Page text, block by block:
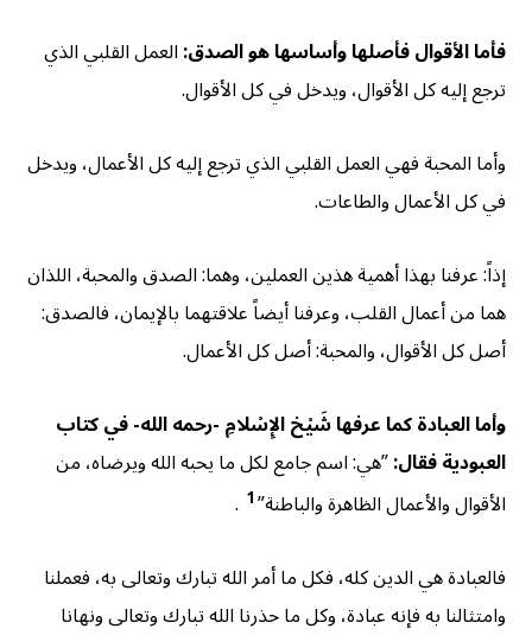
فأما الأقوال فأصلها وأساسها هو الصدق:العمل القلبي الذي
ترجع إليه كل الأقوال، ويدخل في كل الأقوال.
وأما المحبة فهي العمل القلبي الذي ترجع إليه كل الأعمال، ويدخل
في كل الأعمال والطاعات.
إذاً: عرفنا بهذا أهمية هذين العملين، وهما: الصدق والمحبة، اللذان
هما من أعمال القلب، وعرفنا أيضاً علاقتهما بالإيمان، فالصدق:
أصل كل الأقوال، والمحبة: أصل كل الأعمال.
وأما العبادة كما عرفها شَيْخ الإِسْلامِ -رحمه الله- في كتاب
العبودية فقال:”هي: اسم جامع لكل ما يحبه الله ويرضاه، من
الأقوال والأعمال الظاهرة والباطنة”1
.
فالعبادة هي الدين كله، فكل ما أمر الله تبارك وتعالى به، فعملنا
وامتثالنا به فإنه عبادة، وكل ما حذرنا الله تبارك وتعالى ونهانا